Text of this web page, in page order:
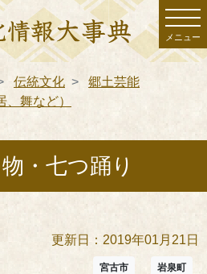
メニュー
伝統文化
郷土芸能
舞など）
・七つ踊り
更新日：2019年01月21日
宮古市 岩泉町